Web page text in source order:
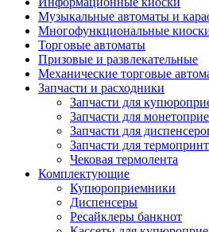
Музыкальные автоматы и
Многофункциональные
Торговые автоматы
Призовые и развлекательные
Механические торговые
Запчасти и расходники
Запчасти для
Запчасти для
Запчасти для
Запчасти для
Чековая термолента
Комплектующие
Купюроприемники
Диспенсеры
Ресайклеры банкнот